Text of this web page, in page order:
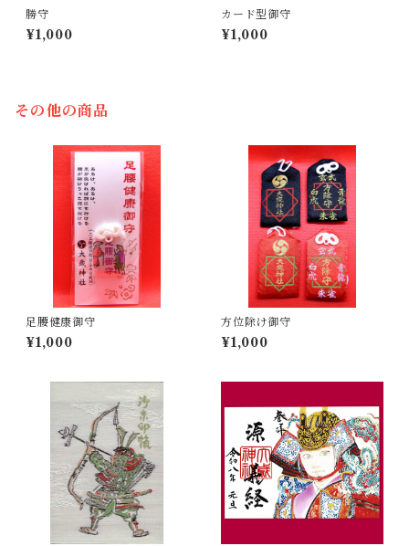
勝守
¥1,000
カード型御守
¥1,000
その他の商品
足腰健康御守
¥1,000
方位除け御守
¥1,000